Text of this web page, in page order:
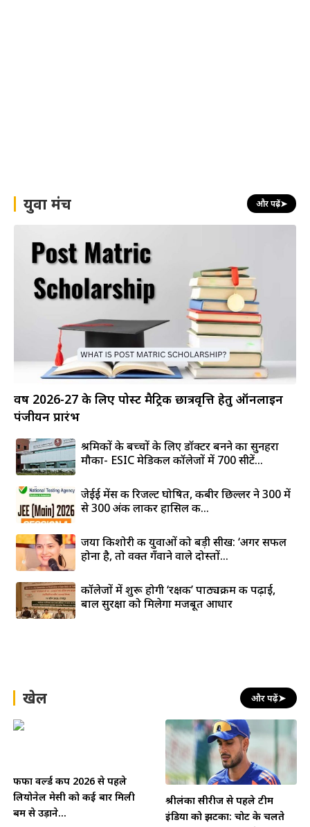
युवा मंच और पढ़ें➤
वर्ष 2026-27 के लिए पोस्ट मैट्रिक छात्रवृत्ति हेतु ऑनलाइन
पंजीयन प्रारंभ
श्रमिकों के बच्चों के लिए डॉक्टर बनने का सुनहरा
मौका- ESIC मेडिकल कॉलेजों में 700 सीटें...
जेईई मेंस की रिजल्ट घोषित, कबीर छिल्लर ने 300 में
से 300 अंक लाकर हासिल की...
जया किशोरी की युवाओं को बड़ी सीख: ‘अगर सफल
होना है, तो वक्त गँवाने वाले दोस्तों...
कॉलेजों में शुरू होगी ‘रक्षक’ पाठ्यक्रम की पढ़ाई,
बाल सुरक्षा को मिलेगा मजबूत आधार
खेल और पढ़ें➤
फीफा वर्ल्ड कप 2026 से पहले
लियोनेल मेसी को कई बार मिली
बम से उड़ाने...
श्रीलंका सीरीज से पहले टीम
इंडिया को झटका: चोट के चलते